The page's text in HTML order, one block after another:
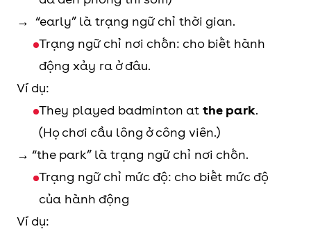
→ “early” là trạng ngữ chỉ thời gian.
Trạng ngữ chỉ nơi chốn: cho biết hành
động xảy ra ở đâu.
Ví dụ:
They played badminton at the park.
(Họ chơi cầu lông ở công viên.)
→ “the park” là trạng ngữ chỉ nơi chốn.
Trạng ngữ chỉ mức độ: cho biết mức độ
của hành động
Ví dụ: